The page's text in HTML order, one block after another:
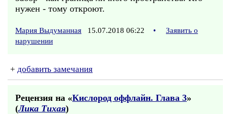
нужен - тому откроют.
Мария Выдуманная 15.07.2018 06:22 •
Заявить о
нарушении
+ добавить замечания
Рецензия на «Кислород оффлайн. Глава 3»
(Лика Тихая)